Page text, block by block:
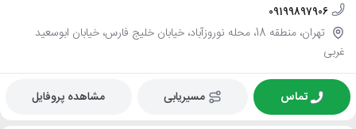
09199897906
تهران، منطقه 18، محله نوروزآباد، خیابان خلیج فارس، خیابان ابوسعید
غربی
تماس مسیریابی مشاهده پروفایل